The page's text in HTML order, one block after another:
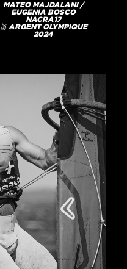
MATEO MAJDALANI /
EUGENIA BOSCO
NACRA17
🥈 ARGENT OLYMPIQUE
2024